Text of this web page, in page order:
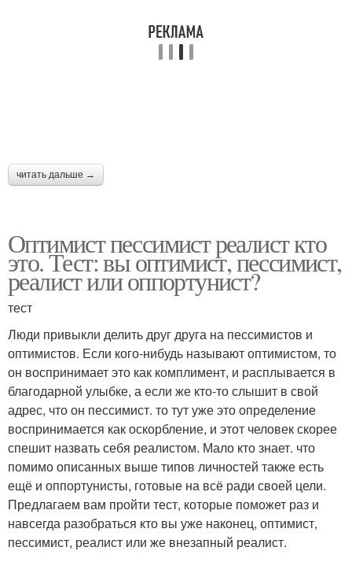
читать дальше →
Оптимист пессимист реалист кто
это. Тест: вы оптимист, пессимист,
реалист или оппортунист?
тест
Люди привыкли делить друг друга на пессимистов и
оптимистов. Если кого-нибудь называют оптимистом, то
он воспринимает это как комплимент, и расплывается в
благодарной улыбке, а если же кто-то слышит в свой
адрес, что он пессимист. то тут уже это определение
воспринимается как оскорбление, и этот человек скорее
спешит назвать себя реалистом. Мало кто знает. что
помимо описанных выше типов личностей также есть
ещё и оппортунисты, готовые на всё ради своей цели.
Предлагаем вам пройти тест, которые поможет раз и
навсегда разобраться кто вы уже наконец, оптимист,
пессимист, реалист или же внезапный реалист.